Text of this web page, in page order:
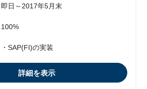
即日～2017年5月末
100%
・SAP(FI)の実装
詳細を表示